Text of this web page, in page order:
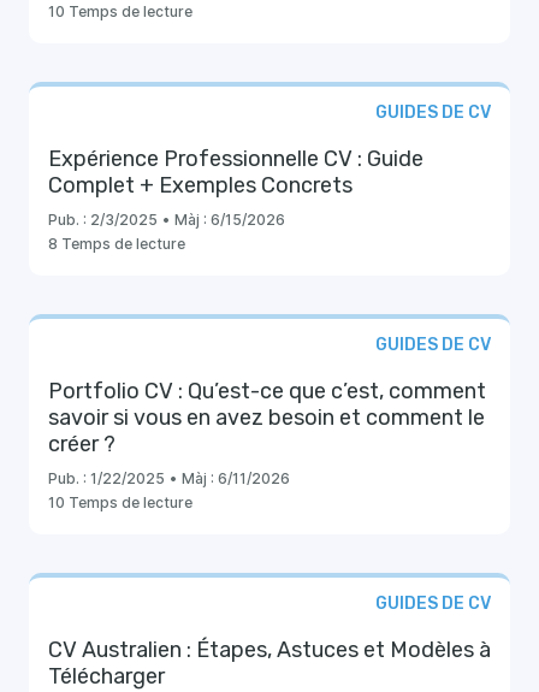
10 Temps de lecture
GUIDES DE CV
Expérience Professionnelle CV : Guide
Complet + Exemples Concrets
Pub. : 2/3/2025 • Màj : 6/15/2026
8 Temps de lecture
GUIDES DE CV
Portfolio CV : Qu’est-ce que c’est, comment
savoir si vous en avez besoin et comment le
créer ?
Pub. : 1/22/2025 • Màj : 6/11/2026
10 Temps de lecture
GUIDES DE CV
CV Australien : Étapes, Astuces et Modèles à
Télécharger